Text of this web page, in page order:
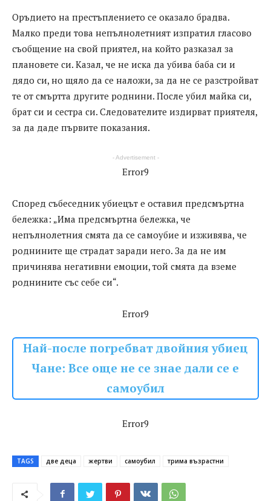
Оръдието на престъплението се оказало брадва.
Малко преди това непълнолетният изпратил гласово
съобщение на свой приятел, на който разказал за
плановете си. Казал, че не иска да убива баба си и
дядо си, но щяло да се наложи, за да не се разстройват
те от смъртта другите роднини. После убил майка си,
брат си и сестра си. Следователите издирват приятеля,
за да даде първите показания.
- Advertisement -
Error9
Според събеседник убиецът е оставил предсмъртна
бележка: „Има предсмъртна бележка, че
непълнолетния смята да се самоубие и изживява, че
роднините ще страдат заради него. За да не им
причинява негативни емоции, той смята да вземе
роднините със себе си“.
Error9
Най-после погребват двойния убиец
Чане: Все още не се знае дали се е
самоубил
Error9
TAGS две деца жертви самоубил трима възрастни